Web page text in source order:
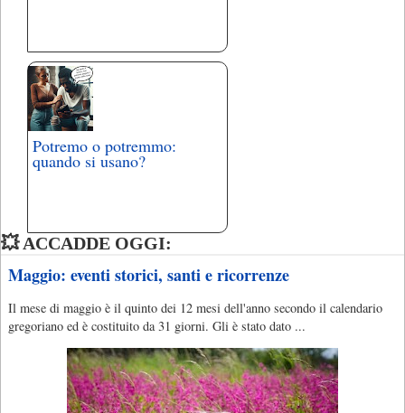
Potremo o potremmo:
quando si usano?
💥 ACCADDE OGGI:
Maggio: eventi storici, santi e ricorrenze
Il mese di maggio è il quinto dei 12 mesi dell'anno secondo il calendario
gregoriano ed è costituito da 31 giorni. Gli è stato dato ...